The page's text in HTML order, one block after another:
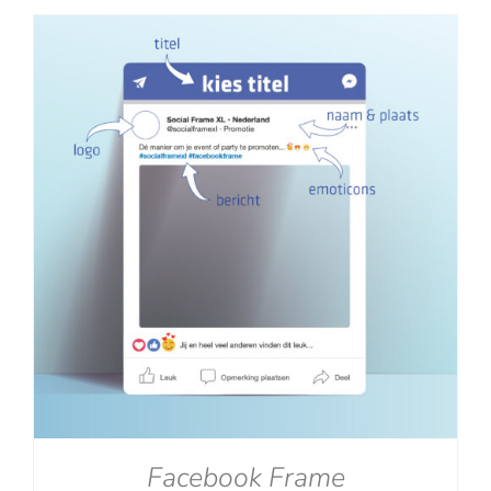
tot
Facebook Frame